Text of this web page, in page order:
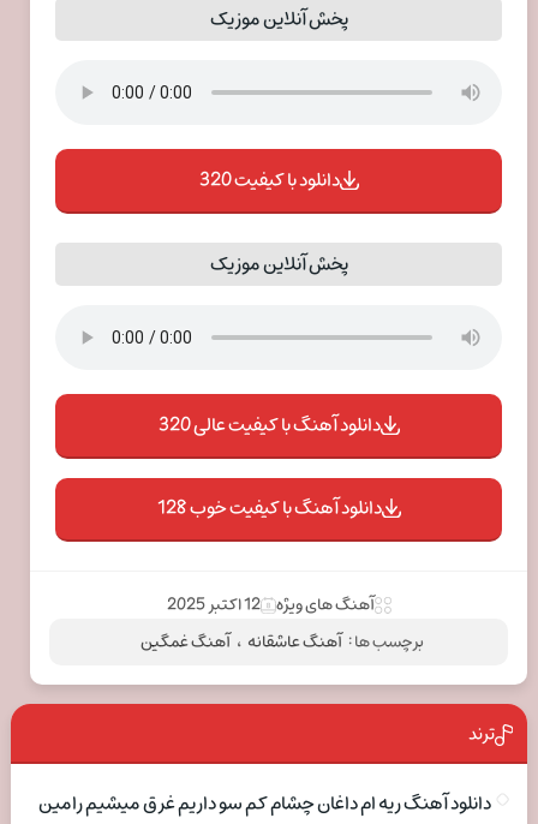
پخش آنلاین موزیک
دانلود با کیفیت 320
پخش آنلاین موزیک
دانلود آهنگ با کیفیت عالی 320
دانلود آهنگ با کیفیت خوب 128
آهنگ های ویژه 12 اکتبر 2025
برچسب ها : آهنگ عاشقانه ، آهنگ غمگین
ترند
دانلود آهنگ ریه ام داغان چشام کم سو داریم غرق میشیم رامین